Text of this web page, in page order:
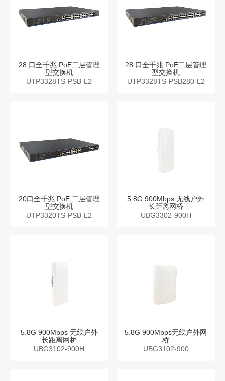
28 口全千兆 PoE二层管理
型交换机
UTP3328TS-PSB-L2
28 口全千兆 PoE二层管理
型交换机
UTP3328TS-PSB280-L2
20口全千兆 PoE 二层管理
型交换机
UTP3320TS-PSB-L2
5.8G 900Mbps 无线户外
长距离网桥
UBG3302-900H
5.8G 900Mbps 无线户外
长距离网桥
UBG3102-900H
5.8G 900Mbps无线户外网
桥
UBG3102-900